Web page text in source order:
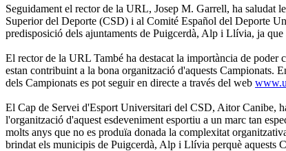
Seguidament el rector de la URL, Josep M. Garrell, ha saludat
Superior del Deporte (CSD) i al Comité Español del Deporte
predisposició dels ajuntaments de Puigcerdà, Alp i Llívia, ja
El rector de la URL També ha destacat la importància de
estan contribuint a la bona organització d'aquests Campionats.
dels Campionats es pot seguir en directe a través del web
El Cap de Servei d'Esport Universitari del CSD, Aitor Canibe,
l'organització d'aquest esdeveniment esportiu a un marc tan
molts anys que no es produïa donada la complexitat
brindat els municipis de Puigcerdà, Alp i Llívia perquè aquests